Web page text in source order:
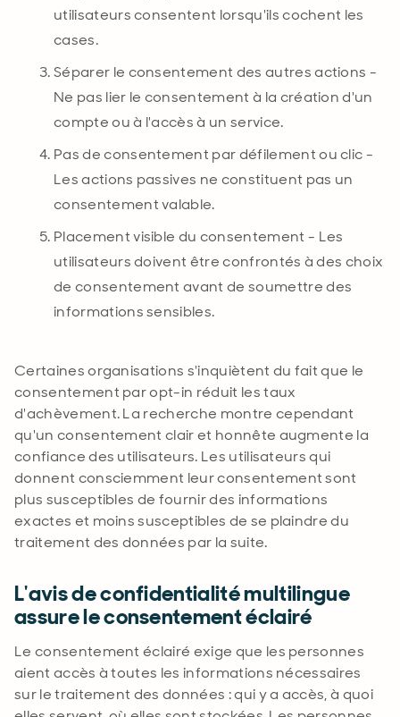
utilisateurs consentent lorsqu'ils cochent les
cases.
Séparer le consentement des autres actions -
Ne pas lier le consentement à la création d'un
compte ou à l'accès à un service.
Pas de consentement par défilement ou clic -
Les actions passives ne constituent pas un
consentement valable.
Placement visible du consentement - Les
utilisateurs doivent être confrontés à des choix
de consentement avant de soumettre des
informations sensibles.
Certaines organisations s'inquiètent du fait que le
consentement par opt-in réduit les taux
d'achèvement. La recherche montre cependant
qu'un consentement clair et honnête augmente la
confiance des utilisateurs. Les utilisateurs qui
donnent consciemment leur consentement sont
plus susceptibles de fournir des informations
exactes et moins susceptibles de se plaindre du
traitement des données par la suite.
L'avis de confidentialité multilingue
assure le consentement éclairé
Le consentement éclairé exige que les personnes
aient accès à toutes les informations nécessaires
sur le traitement des données : qui y a accès, à quoi